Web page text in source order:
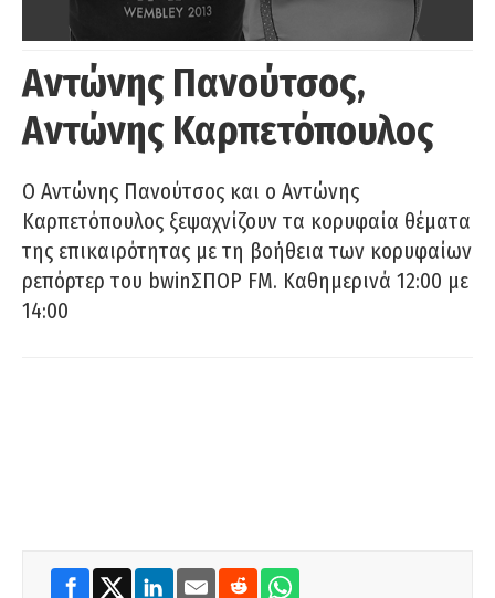
Αντώνης Πανούτσος,
Αντώνης Καρπετόπουλος
Ο Αντώνης Πανούτσος και ο Αντώνης
Καρπετόπουλος ξεψαχνίζουν τα κορυφαία θέματα
της επικαιρότητας με τη βοήθεια των κορυφαίων
ρεπόρτερ του bwinΣΠΟΡ FM. Καθημερινά 12:00 με
14:00